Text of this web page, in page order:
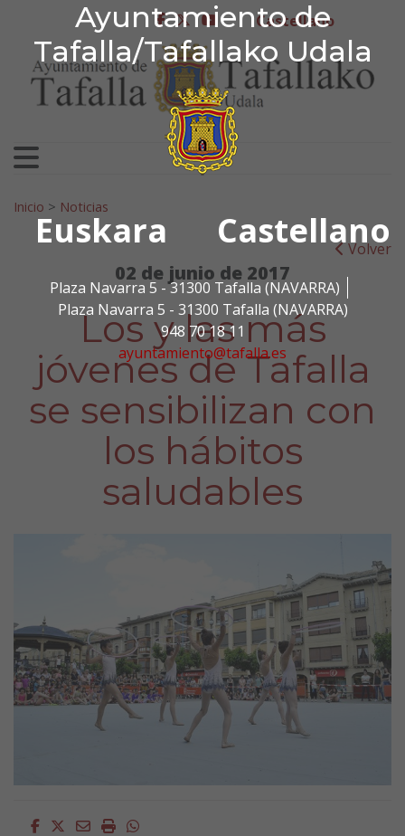
Ayuntamiento de
Tafalla/Tafallako Udala
Euskara Castellano
Plaza Navarra 5 - 31300 Tafalla (NAVARRA)
Plaza Navarra 5 - 31300 Tafalla (NAVARRA)
948 70 18 11
ayuntamiento@tafalla.es
Ir al contenido
Ayuntamiento de
facebook
twitter
youtubeCastellano
Search for:
Inicio > Noticias
Volver
02 de junio de 2017
Los y las más
jóvenes de Tafalla
se sensibilizan con
los hábitos
saludables
Facebook
Twitter
EmailImprimirWhatsapp